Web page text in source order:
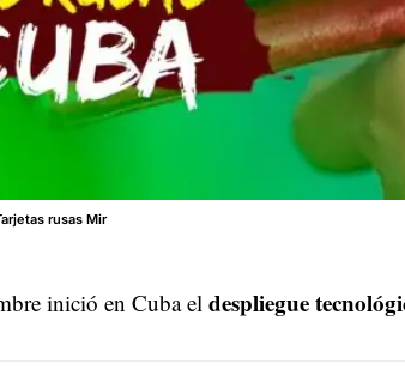
rusas Mir
inició en Cuba el despliegue